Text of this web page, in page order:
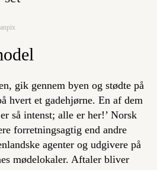
gik gennem byen og stødte på
hvert et gadehjørne. En af dem
så intenst; alle er her!’ Norsk
forretningsagtig end andre
agenter og udgivere på
mødelokaler. Aftaler bliver